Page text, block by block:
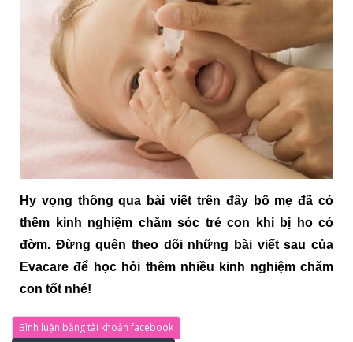
Hy vọng thông qua bài viết trên đây bố mẹ đã có
thêm kinh nghiệm chăm sóc trẻ con khi bị ho có
đờm. Đừng quên theo dõi những bài viết sau của
Evacare để học hỏi thêm nhiều kinh nghiệm chăm
con tốt nhé!
Bình luận bằng tài khoản facebook